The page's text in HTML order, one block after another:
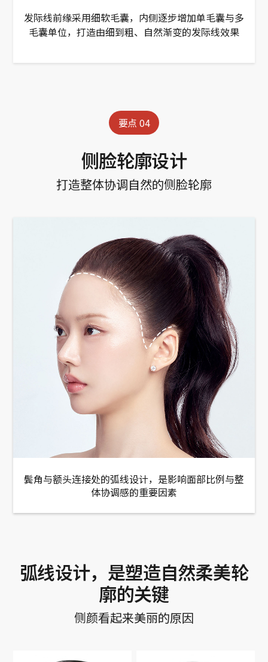
发际线前缘采用细软毛囊，内侧逐步增加单毛囊与多
毛囊单位，打造由细到粗、自然渐变的发际线效果
要点 04
侧脸轮廓设计
打造整体协调自然的侧脸轮廓
鬓角与额头连接处的弧线设计，是影响面部比例与整
体协调感的重要因素
弧线设计，是塑造自然柔美轮
廓的关键
侧颜看起来美丽的原因